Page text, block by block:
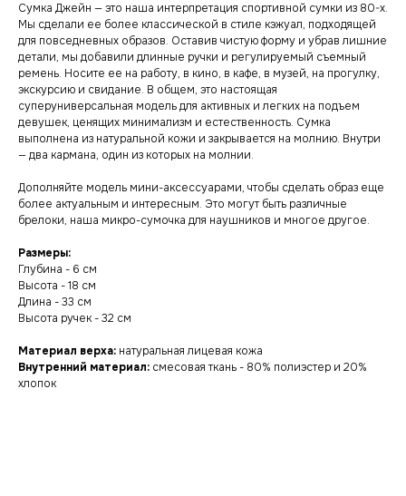
Сумка Джейн — это наша интерпретация спортивной сумки из 80-х.
Мы сделали ее более классической в стиле кэжуал, подходящей
для повседневных образов. Оставив чистую форму и убрав лишние
детали, мы добавили длинные ручки и регулируемый съемный
ремень. Носите ее на работу, в кино, в кафе, в музей, на прогулку,
экскурсию и свидание. В общем, это настоящая
суперуниверсальная модель для активных и легких на подъем
девушек, ценящих минимализм и естественность. Сумка
выполнена из натуральной кожи и закрывается на молнию. Внутри
— два кармана, один из которых на молнии.
Дополняйте модель мини-аксессуарами, чтобы сделать образ еще
более актуальным и интересным. Это могут быть различные
брелоки, наша микро-сумочка для наушников и многое другое.
Размеры:
Глубина - 6 см
Высота - 18 см
Длина - 33 см
Высота ручек - 32 см
Материал верха: натуральная лицевая кожа
Внутренний материал: смесовая ткань - 80% полиэстер и 20%
хлопок